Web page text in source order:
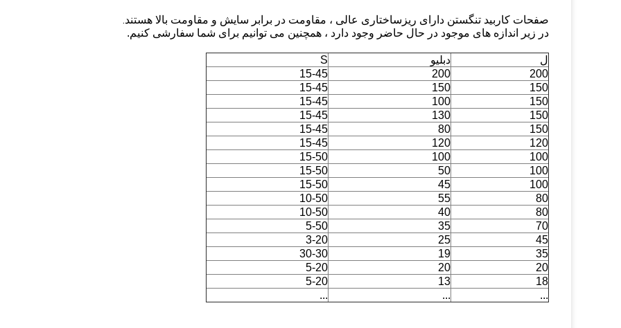
صفحات کاربید تنگستن دارای ریزساختاری عالی ، مقاومت در برابر سایش و مقاومت بالا هستند.
در زیر اندازه های موجود در حال حاضر وجود دارد ، همچنین می توانیم برای شما سفارشی کنیم.
ل دبلیو
S
200
200
15-45
150
150
15-45
150
100
15-45
150
130
15-45
150
80
15-45
120
120
15-45
100
100
15-50
100
50
15-50
100
45
15-50
80
55
10-50
80
40
10-50
70
35
5-50
45
25
3-20
35
19
30-30
20
20
5-20
18
13
5-20
...
...
...